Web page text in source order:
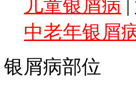
儿童银屑病 |
中老年银屑
银屑病部位